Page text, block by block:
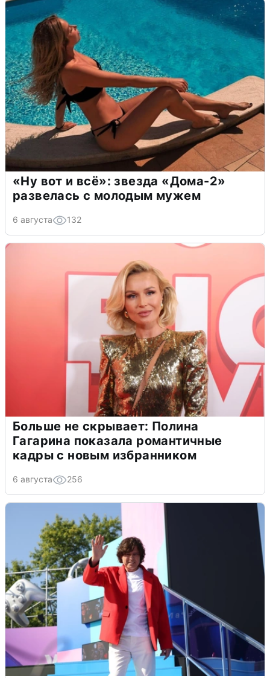
«Ну вот и всё»: звезда «Дома-2»
развелась с молодым мужем
6 августа 132
Больше не скрывает: Полина
Гагарина показала романтичные
кадры с новым избранником
6 августа 256